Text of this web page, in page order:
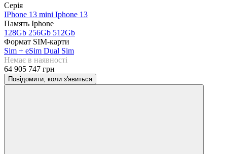
Серія
IPhone 13 mini Iphone 13
Память Iphone
128Gb 256Gb 512Gb
Формат SIM-карти
Sim + eSim Dual Sim
Немає в наявності
64 905 747 грн
Повідомити, коли з'явиться